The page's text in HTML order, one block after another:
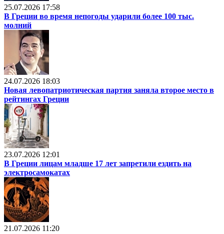
25.07.2026 17:58
В Греции во время непогоды ударили более 100 тыс.
молний
24.07.2026 18:03
Новая левопатриотическая партия заняла второе место в
рейтингах Греции
23.07.2026 12:01
В Греции лицам младше 17 лет запретили ездить на
электросамокатах
21.07.2026 11:20